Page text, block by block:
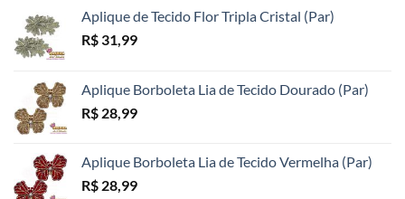
Aplique de Tecido Flor Tripla Cristal (Par)
R$ 31,99
Aplique Borboleta Lia de Tecido Dourado (Par)
R$ 28,99
Aplique Borboleta Lia de Tecido Vermelha (Par)
R$ 28,99